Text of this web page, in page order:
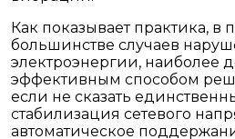
Как показывает практика,
большинстве случаев
электроэнергии, наиболее
эффективным способом
если не сказать
стабилизация сетевого
автоматическое